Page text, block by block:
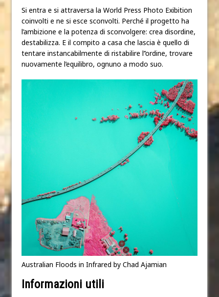
Si entra e si attraversa la World Press Photo Exibition
coinvolti e ne si esce sconvolti. Perché il progetto ha
l’ambizione e la potenza di sconvolgere: crea disordine,
destabilizza. E il compito a casa che lascia è quello di
tentare instancabilmente di ristabilire l’’ordine, trovare
nuovamente l’equilibro, ognuno a modo suo.
Australian Floods in Infrared by Chad Ajamian
Informazioni utili